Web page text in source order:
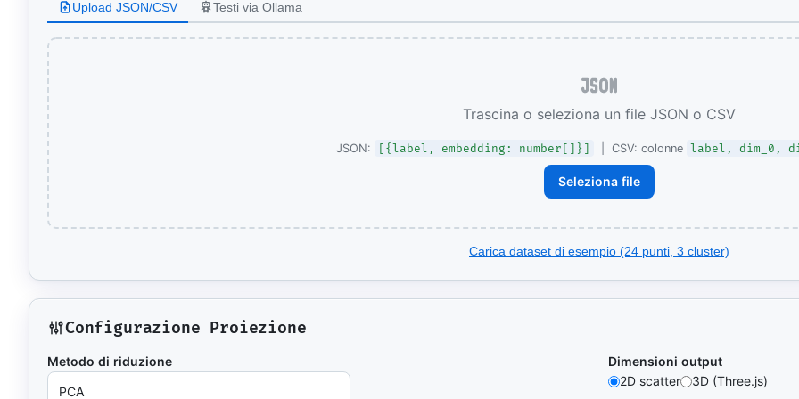
Ebook
Università
Esplora Urbex
Mappa lost places & luoghi
Upload JSON/CSV Testi via Ollama
Trascina o seleziona un file JSON o CSV
JSON: [{label, embedding: number[]}] | CSV: colonne label, dim_0,
Seleziona file
Carica dataset di esempio (24 punti, 3 cluster)
Configurazione Proiezione
Metodo di riduzione
Dimensioni output
2D scatter
3D (Three.js)